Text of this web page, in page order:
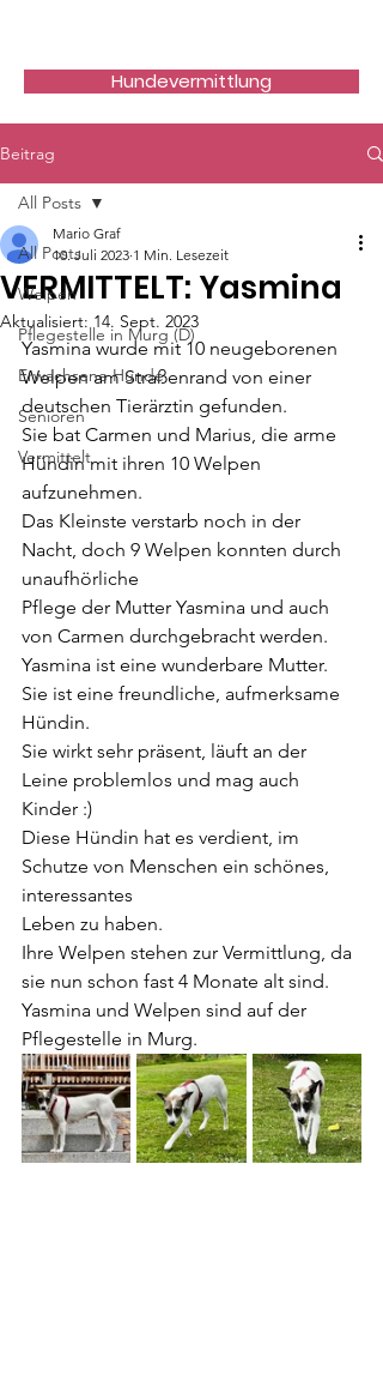
Hundevermittlung
Beitrag
All Posts
Welpen
Pflegestelle in Murg (D)
Erwachsene Hunde
Senioren
Vermittelt
All Posts
VERMITTELT: Yasmina
Mario Graf
10. Juli 2023 1 Min. Lesezeit
Aktualisiert: 14. Sept. 2023
Yasmina wurde mit 10 neugeborenen
Welpen am Straßenrand von einer
deutschen Tierärztin gefunden.
Sie bat Carmen und Marius, die arme
Hündin mit ihren 10 Welpen
aufzunehmen.
Das Kleinste verstarb noch in der
Nacht, doch 9 Welpen konnten durch
unaufhörliche
Pflege der Mutter Yasmina und auch
von Carmen durchgebracht werden.
Yasmina ist eine wunderbare Mutter.
Sie ist eine freundliche, aufmerksame
Hündin.
Sie wirkt sehr präsent, läuft an der
Leine problemlos und mag auch
Kinder :)
Diese Hündin hat es verdient, im
Schutze von Menschen ein schönes,
interessantes
Leben zu haben.
Ihre Welpen stehen zur Vermittlung, da
sie nun schon fast 4 Monate alt sind.
Yasmina und Welpen sind auf der
Pflegestelle in Murg.